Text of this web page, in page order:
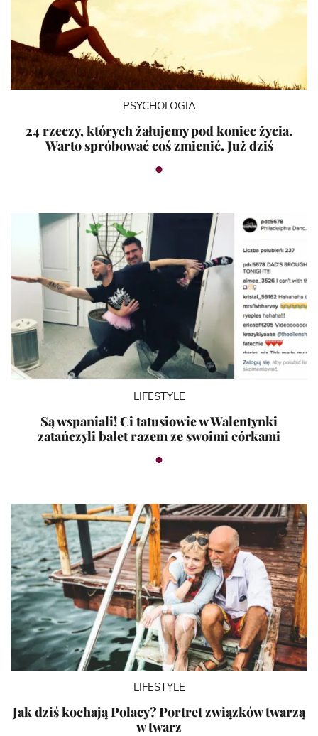
PSYCHOLOGIA
24 rzeczy, których żałujemy pod koniec życia.
Warto spróbować coś zmienić. Już dziś
LIFESTYLE
Są wspaniali! Ci tatusiowie w Walentynki
zatańczyli balet razem ze swoimi córkami
LIFESTYLE
Jak dziś kochają Polacy? Portret związków twarzą
w twarz